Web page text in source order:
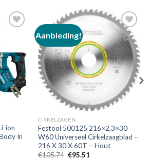
aan
ion
In
Aanbieding!
Toevoegen
aan
verlanglijst
CIRKELZAGEN
Festool 500125 216×2,3×30
W60 Universeel Cirkelzaagblad –
216 X 30 X 60T – Hout
€105.74 Oorspronkelijke
€95.51Huidige